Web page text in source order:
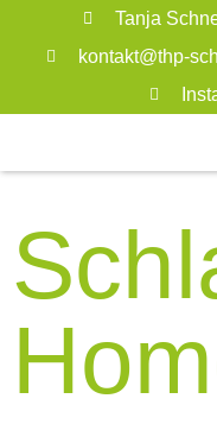
Tanja
kontakt@thp-